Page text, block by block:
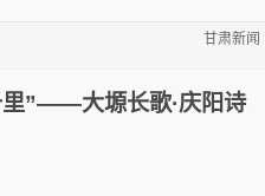
甘肃新闻
里”——大塬长歌·庆阳诗